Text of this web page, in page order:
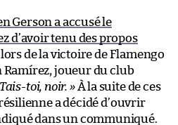
Gerson a accusé le
d’avoir tenu des propos
de la victoire de Flamengo
Ramírez, joueur du club
toi, noir. »À la suite de ces
a décidé d’ouvrir
dans un communiqué.